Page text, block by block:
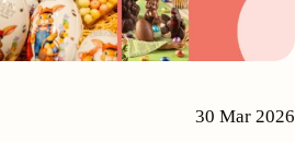
30 Mar 2026